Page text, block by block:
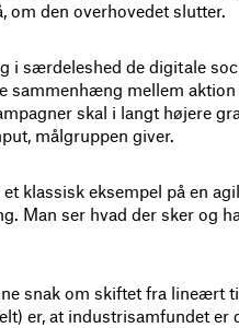
om den overhovedet slutter.
i særdeleshed de digitale
sammenhæng mellem
skal i langt højere
målgruppen giver.
et klassisk eksempel på en agil
Man ser hvad der sker og
snak om skiftet fra lineært
er, at industrisamfundet er